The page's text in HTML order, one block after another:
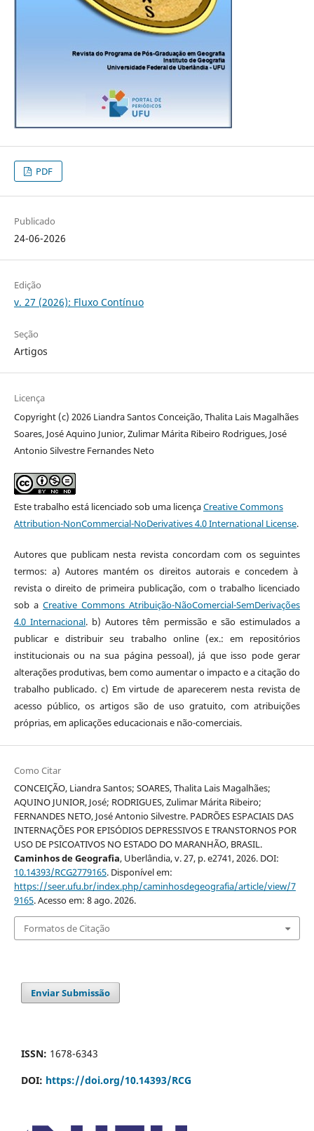
PDF
Publicado
24-06-2026
Edição
v. 27 (2026): Fluxo Contínuo
Seção
Artigos
Licença
Copyright (c) 2026 Liandra Santos Conceição, Thalita Lais Magalhães
Soares, José Aquino Junior, Zulimar Márita Ribeiro Rodrigues, José
Antonio Silvestre Fernandes Neto
Este trabalho está licenciado sob uma licençaCreative Commons
Attribution-NonCommercial-NoDerivatives 4.0 International License.
Autores que publicam nesta revista concordam com os seguintes
termos: a) Autores mantém os direitos autorais e concedem à
revista o direito de primeira publicação, com o trabalho licenciado
sob a Creative Commons Atribuição-NãoComercial-SemDerivações
4.0 Internacional. b) Autores têm permissão e são estimulados a
publicar e distribuir seu trabalho online (ex.: em repositórios
institucionais ou na sua página pessoal), já que isso pode gerar
alterações produtivas, bem como aumentar o impacto e a citação do
trabalho publicado. c) Em virtude de aparecerem nesta revista de
acesso público, os artigos são de uso gratuito, com atribuições
próprias, em aplicações educacionais e não-comerciais.
Como Citar
CONCEIÇÃO, Liandra Santos; SOARES, Thalita Lais Magalhães;
AQUINO JUNIOR, José; RODRIGUES, Zulimar Márita Ribeiro;
FERNANDES NETO, José Antonio Silvestre. PADRÕES ESPACIAIS DAS
INTERNAÇÕES POR EPISÓDIOS DEPRESSIVOS E TRANSTORNOS POR
USO DE PSICOATIVOS NO ESTADO DO MARANHÃO, BRASIL.
Caminhos de Geografia, Uberlândia, v. 27, p. e2741, 2026. DOI:
10.14393/RCG2779165. Disponível em:
https://seer.ufu.br/index.php/caminhosdegeografia/article/view/7
9165. Acesso em: 8 ago. 2026.
Formatos de Citação
Enviar Submissão
ISSN: 1678-6343
DOI: https://doi.org/10.14393/RCG